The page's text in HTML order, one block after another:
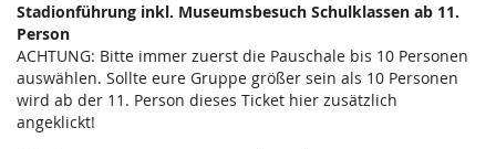
Stadionführung inkl. Museumsbesuch Schulklassen ab 11.
Person
ACHTUNG: Bitte immer zuerst die Pauschale bis 10 Personen
auswählen. Sollte eure Gruppe größer sein als 10 Personen
wird ab der 11. Person dieses Ticket hier zusätzlich
angeklickt!